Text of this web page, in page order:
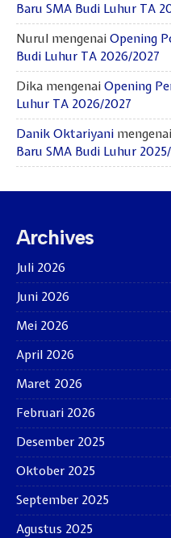
Baru SMA Budi Luhur TA
Nurul mengenai Opening
Budi Luhur TA 2026/2027
Dika mengenai Opening
Luhur TA 2026/2027
Danik Oktariyani mengenai
Baru SMA Budi Luhur
Archives
Juli 2026
Juni 2026
Mei 2026
April 2026
Maret 2026
Februari 2026
Desember 2025
Oktober 2025
September 2025
Agustus 2025